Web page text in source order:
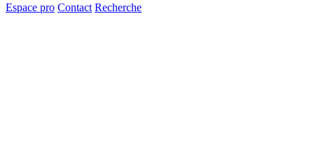
Espace pro Contact Recherche